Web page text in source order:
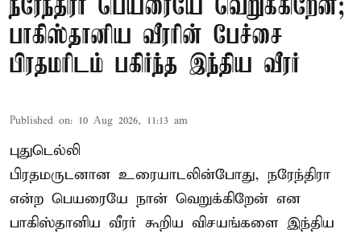
நரேந்திரா பெயரையே வெறுக்கிறேன்;
பாகிஸ்தானிய வீரரின் பேச்சை
பிரதமரிடம் பகிர்ந்த இந்திய வீரர்
Published on: 10 Aug 2026, 11:13 am
புதுடெல்லி
பிரதமருடனான உரையாடலின்போது, நரேந்திரா
என்ற பெயரையே நான் வெறுக்கிறேன் என
பாகிஸ்தானிய வீரர் கூறிய விசயங்களை இந்திய